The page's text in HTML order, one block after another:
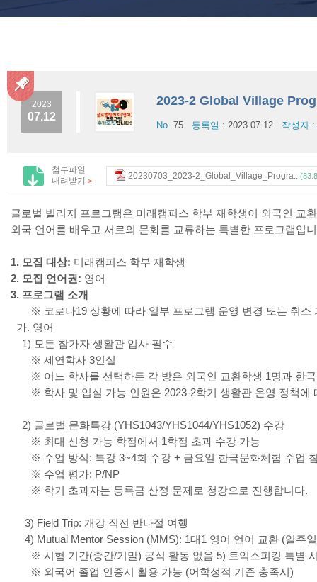
2023
07.12
2023-2 Global Village
No. 75 등록일 : 2023.07.12 작성자 :
첨부파일
내려받기 > 20230703_2023-2_Global_Village_Progra..
글로벌 빌리지 프로그램은 미래캠퍼스 학부 재학생이 외국인 교
외국 언어를 배우고 서로의 문화를 교류하는 특별한 프로그램입
1. 모집 대상: 미래캠퍼스 학부 재학생
2. 모집 언어권: 영어
3. 프로그램 소개
※ 코로나19 상황에 따라 일부 프로그램 운영 변경 또는 취소
가. 영어
1) 모든 참가자 생활관 입사 필수
※ 세연학사 3인실
※ 어느 학사를 선택하든 각 방은 외국인 교환학생 1명과 한
※ 학사 및 입실 가능 인원은 2023-2학기 생활관 운영 정책에
2) 글로벌 문화특강 (YHS1043/YHS1044/YHS1052) 수강
※ 최대 신청 가능 학점에서 1학점 초과 수강 가능
※ 수업 방식: 특강 3~4회 수강 + 금요일 한국문화체험 수업
※ 수업 평가: P/NP
※ 학기 초과자는 등록금 산정 문제로 청강으로 진행합니다.
3) Field Trip: 개강 직전 반나절 여행
4) Mutual Mentor Session (MMS): 1대1 영어 언어 교환 (일주
※ 시험 기간(중간/기말) 공식 활동 없음 5) 토익스피킹 특별
※ 외국어 졸업 인증시 활용 가능 (어학성적 기준 충족시)